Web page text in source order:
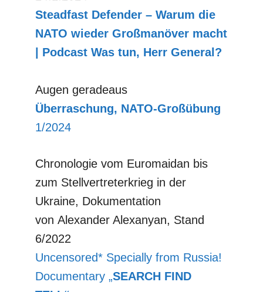
Steadfast Defender – Warum die
NATO wieder Großmanöver macht
| Podcast Was tun, Herr General?
Augen geradeaus
Überraschung, NATO-Großübung
1/2024
Chronologie vom Euromaidan bis
zum Stellvertreterkrieg in der
Ukraine, Dokumentation
von Alexander Alexanyan, Stand
6/2022
Uncensored* Specially from Russia!
Documentary „SEARCH FIND